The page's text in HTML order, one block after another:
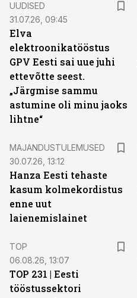
UUDISED
31.07.26, 09:45
Elva
elektroonikatööstus
GPV Eesti sai uue juhi
ettevõtte seest.
„Järgmise sammu
astumine oli minu jaoks
lihtne“
MAJANDUSTULEMUSED
30.07.26, 13:12
Hanza Eesti tehaste
kasum kolmekordistus
enne uut
laienemislainet
TOP
06.08.26, 13:07
TOP 231 | Eesti
tööstussektori